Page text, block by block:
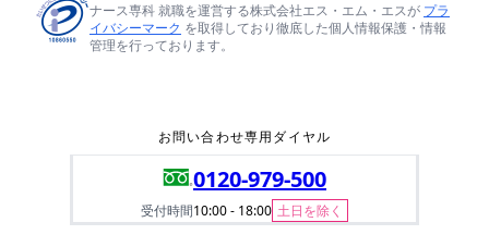
ナース専科 就職を運営する株式会社エス・エム・エスが プラ
イバシーマーク を取得しており徹底した個人情報保護・情報
管理を行っております。
お問い合わせ専用ダイヤル
0120-979-500
受付時間10:00 - 18:00 土日を除く